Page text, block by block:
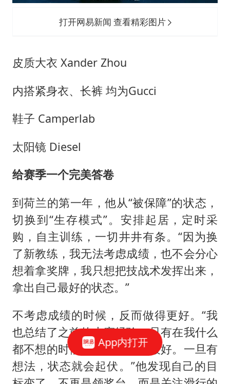
打开网易新闻 查看精彩图片
皮质大衣 Xander Zhou
内搭紧身衣、长裤 均为Gucci
鞋子 Camperlab
太阳镜 Diesel
给赛季一个完美答卷
到荷兰的第一年，他从“被保障”的状态，
切换到“生存模式”。安排起居，定时采
购，自主训练，一切井井有条。“因为换
了新教练，我无法考虑成绩，也不会分心
想着拿奖牌，我只想把技战术发挥出来，
拿出自己最好的状态。”
不考虑成绩的时候，反而做得更好。“我
也总结了之前的大赛经验，只有在我什么
都不想的时候，才能发挥到最好。一旦有
想法，状态就会起伏。”他发现自己的目
App内打开